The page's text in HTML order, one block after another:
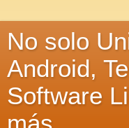
No solo
Android,
Software